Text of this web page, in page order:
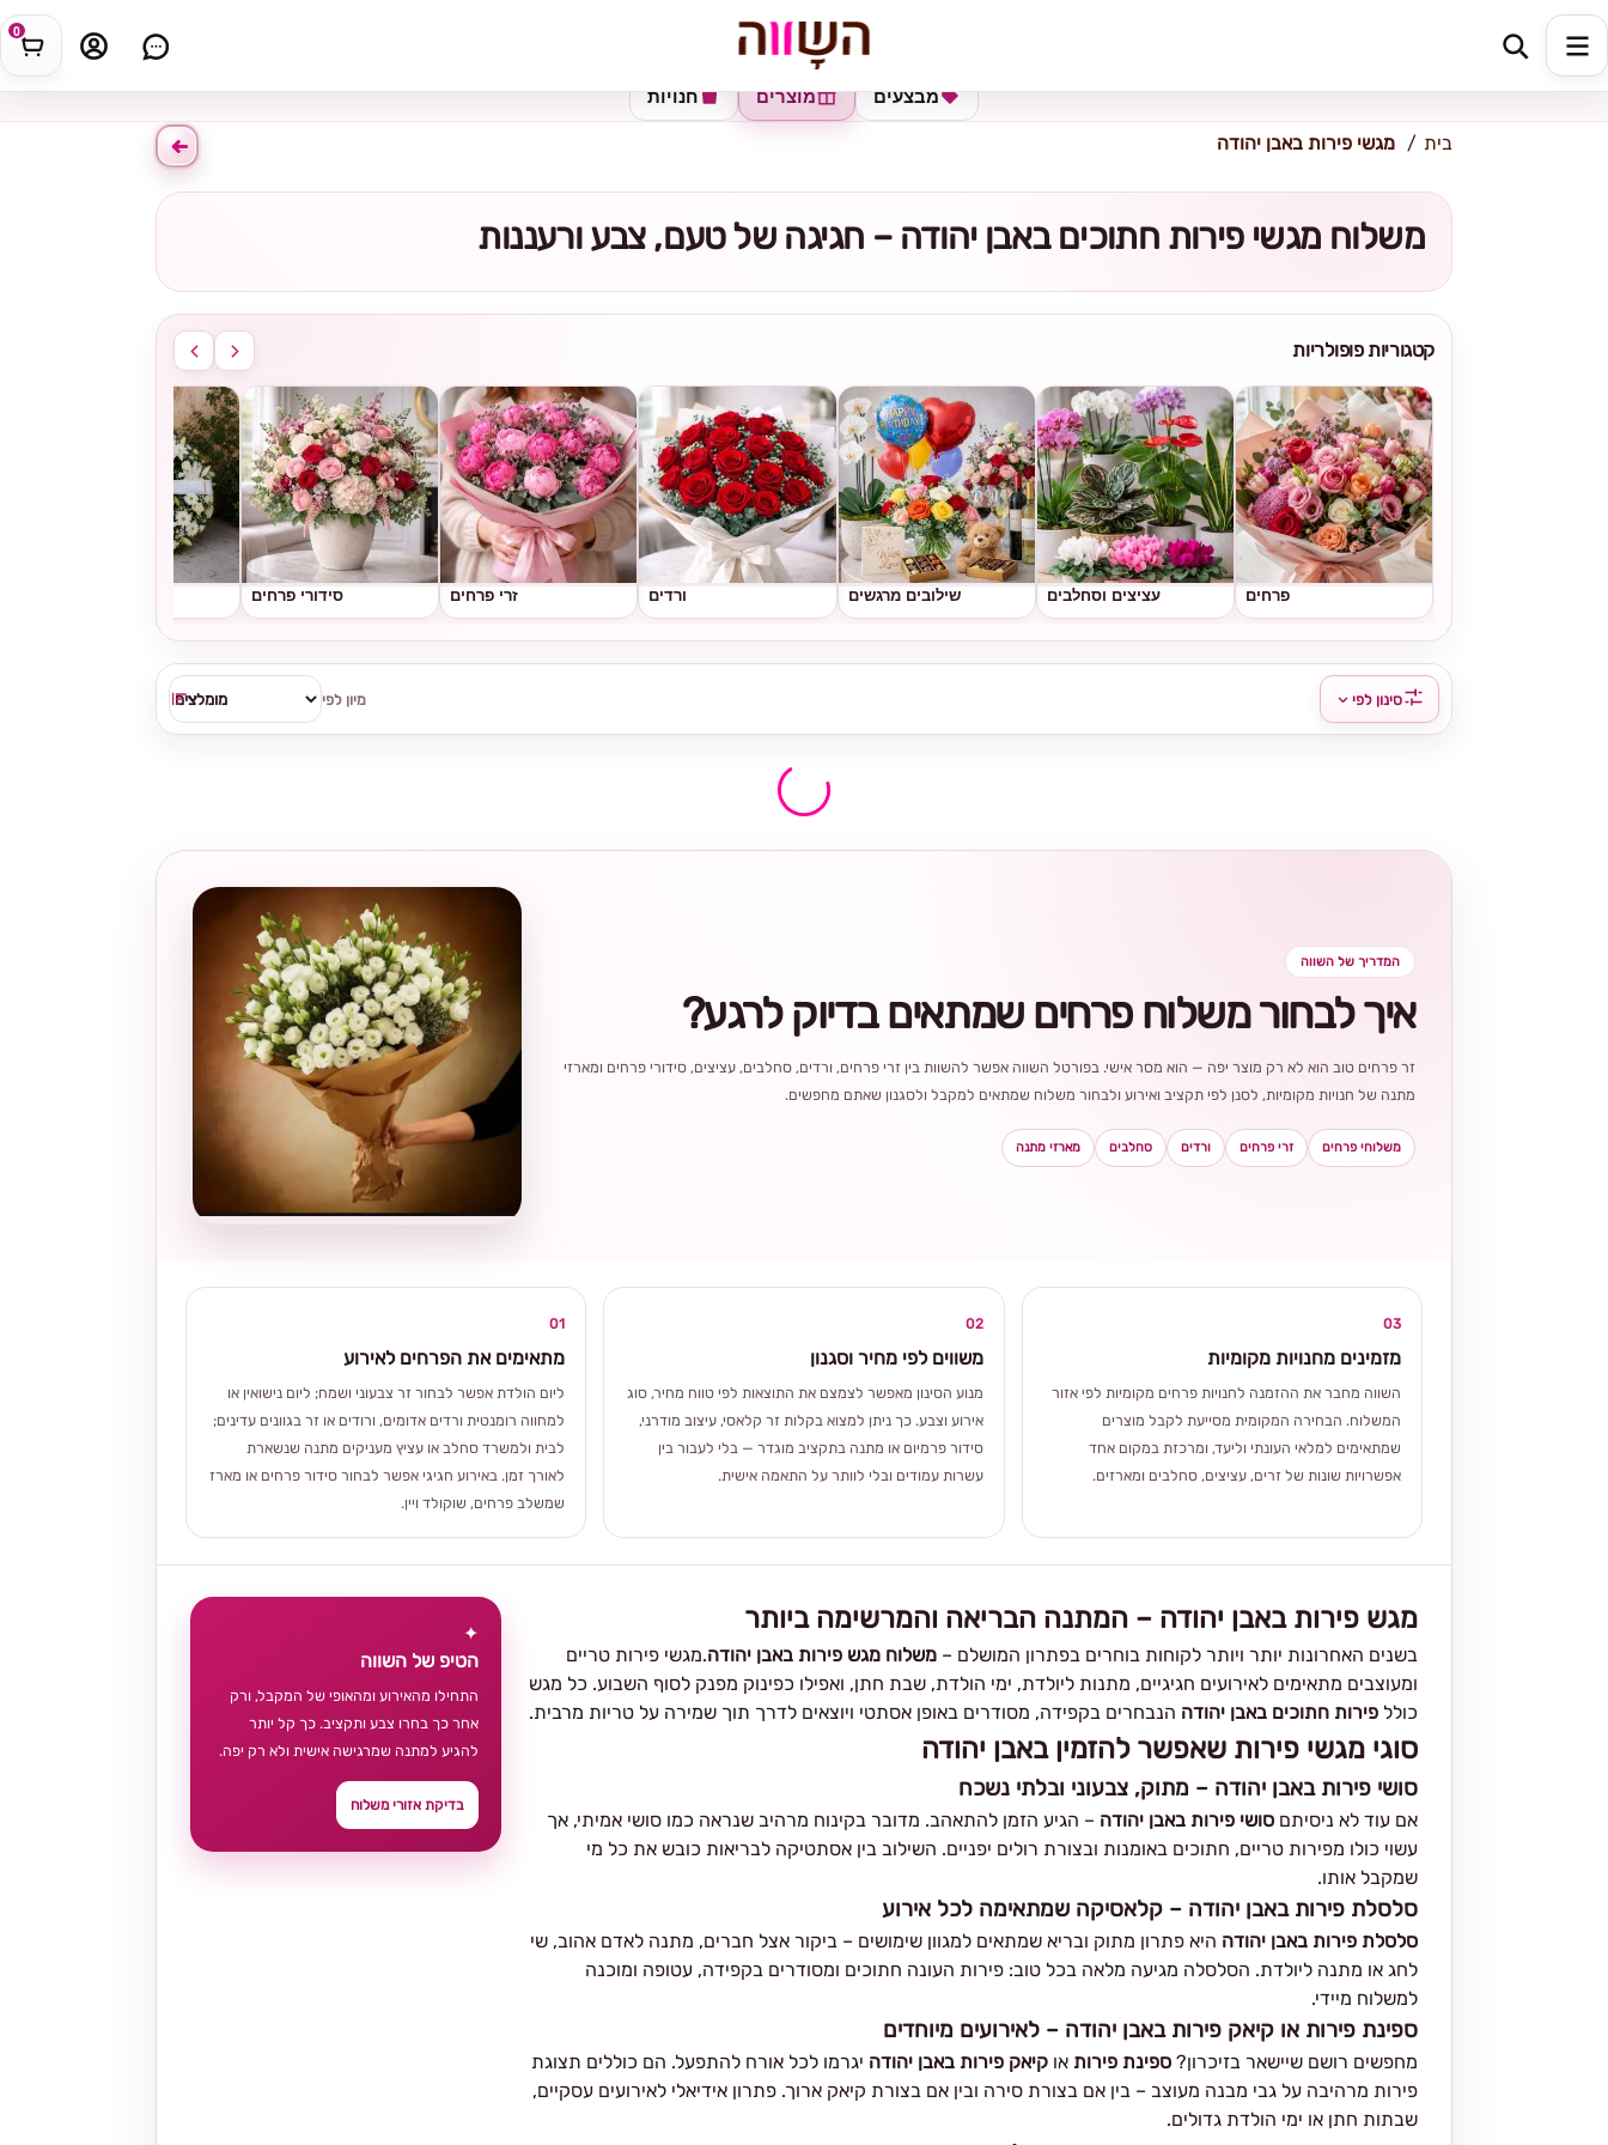
0 כתובת למשלוח
חנויות מוצרים מבצעים
בית מגשי פירות באבן יהודה
משלוח מגשי פירות חתוכים באבן יהודה – חגיגה של טעם, צבע ורעננות
קטגוריות פופולריות
פרחים עציצים וסחלבים שילובים מרגשים ורדים זרי פרחים סידורי פרחים
מיון לפי סינון לפי
המדריך של השווה
איך לבחור משלוח פרחים שמתאים בדיוק לרגע?
זר פרחים טוב הוא לא רק מוצר יפה — הוא מסר אישי. בפורטל השווה אפשר להשוות בין זרי פרחים, ורדים, סחלבים, עציצים, סידורי פרחים ומארזי
מתנה של חנויות מקומיות, לסנן לפי תקציב ואירוע ולבחור משלוח שמתאים למקבל ולסגנון שאתם מחפשים.
משלוחי פרחים זרי פרחים ורדים סחלבים מארזי מתנה
01
מתאימים את הפרחים לאירוע
ליום הולדת אפשר לבחור זר צבעוני ושמח; ליום נישואין או
למחווה רומנטית ורדים אדומים, ורודים או זר בגוונים עדינים;
לבית ולמשרד סחלב או עציץ מעניקים מתנה שנשארת
לאורך זמן. באירוע חגיגי אפשר לבחור סידור פרחים או מארז
שמשלב פרחים, שוקולד ויין.
02
משווים לפי מחיר וסגנון
מנוע הסינון מאפשר לצמצם את התוצאות לפי טווח מחיר, סוג
אירוע וצבע. כך ניתן למצוא בקלות זר קלאסי, עיצוב מודרני,
סידור פרמיום או מתנה בתקציב מוגדר — בלי לעבור בין
עשרות עמודים ובלי לוותר על התאמה אישית.
03
מזמינים מחנויות מקומיות
השווה מחבר את ההזמנה לחנויות פרחים מקומיות לפי אזור
המשלוח. הבחירה המקומית מסייעת לקבל מוצרים
שמתאימים למלאי העונתי וליעד, ומרכזת במקום אחד
אפשרויות שונות של זרים, עציצים, סחלבים ומארזים.
מגש פירות באבן יהודה – המתנה הבריאה והמרשימה ביותר
בשנים האחרונות יותר ויותר לקוחות בוחרים בפתרון המושלם – משלוח מגש פירות באבן יהודה.מגשי פירות טריים
ומעוצבים מתאימים לאירועים חגיגיים, מתנות ליולדת, ימי הולדת, שבת חתן, ואפילו כפינוק מפנק לסוף השבוע. כל מגש
כולל פירות חתוכים באבן יהודה הנבחרים בקפידה, מסודרים באופן אסתטי ויוצאים לדרך תוך שמירה על טריות מרבית.
סוגי מגשי פירות שאפשר להזמין באבן יהודה
סושי פירות באבן יהודה – מתוק, צבעוני ובלתי נשכח
אם עוד לא ניסיתם סושי פירות באבן יהודה – הגיע הזמן להתאהב. מדובר בקינוח מרהיב שנראה כמו סושי אמיתי, אך
עשוי כולו מפירות טריים, חתוכים באומנות ובצורת רולים יפניים. השילוב בין אסתטיקה לבריאות כובש את כל מי
שמקבל אותו.
סלסלת פירות באבן יהודה – קלאסיקה שמתאימה לכל אירוע
סלסלת פירות באבן יהודה היא פתרון מתוק ובריא שמתאים למגוון שימושים – ביקור אצל חברים, מתנה לאדם אהוב, שי
לחג או מתנה ליולדת. הסלסלה מגיעה מלאה בכל טוב: פירות העונה חתוכים ומסודרים בקפידה, עטופה ומוכנה
למשלוח מיידי.
ספינת פירות או קיאק פירות באבן יהודה – לאירועים מיוחדים
מחפשים רושם שיישאר בזיכרון? ספינת פירות או קיאק פירות באבן יהודה יגרמו לכל אורח להתפעל. הם כוללים תצוגת
פירות מרהיבה על גבי מבנה מעוצב – בין אם בצורת סירה ובין אם בצורת קיאק ארוך. פתרון אידיאלי לאירועים עסקיים,
שבתות חתן או ימי הולדת גדולים.
✦
הטיפ של השווה
התחילו מהאירוע ומהאופי של המקבל, ורק
אחר כך בחרו צבע ותקציב. כך קל יותר
להגיע למתנה שמרגישה אישית ולא רק יפה.
בדיקת אזורי משלוח